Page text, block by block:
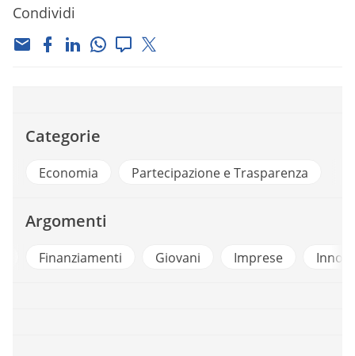
Condividi
Categorie
Economia Partecipazione e Trasparenza
Argomenti
Finanziamenti Giovani Imprese